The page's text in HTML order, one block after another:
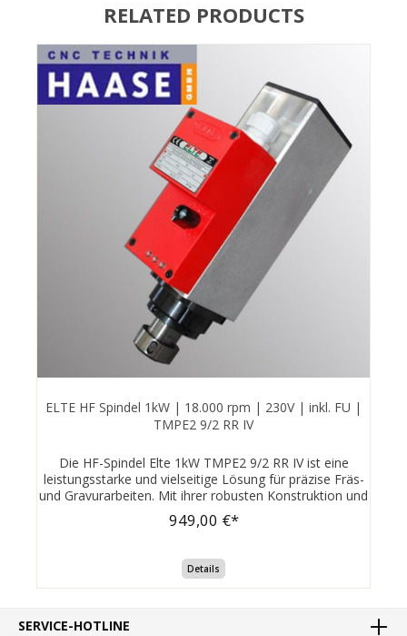
RELATED PRODUCTS
ELTE HF Spindel 1kW | 18.000 rpm | 230V | inkl. FU |
TMPE2 9/2 RR IV
Die HF-Spindel Elte 1kW TMPE2 9/2 RR IV ist eine
leistungsstarke und vielseitige Lösung für präzise Fräs-
und Gravurarbeiten. Mit ihrer robusten Konstruktion und
fortschrittlichen Technologie eignet sie sich
hervorragend für den Einsatz in der Holz- und
1kWMaximale Drehzahl: 24.000 U/minBetriebsspannung:
230 VSpannzangensystem: ER 20Gewicht: 4,5
kgIntegrierter FrequenzumrichterBesondere
Anschluss an 230 V-SteckdoseGeräuscharmer Betrieb
949,00 €*
Details
SERVICE-HOTLINE